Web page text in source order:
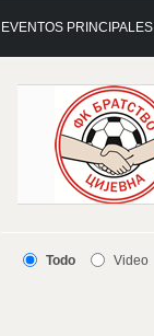
EVENTOS PRINCIPALES
Todo Video